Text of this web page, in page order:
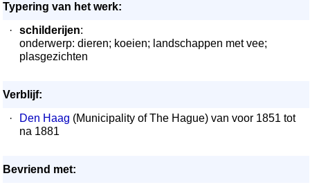
Typering van het werk:
·
schilderijen:
onderwerp: dieren; koeien; landschappen met vee;
plasgezichten
Verblijf:
·
Den Haag (Municipality of The Hague) van voor 1851 tot
na 1881
Bevriend met: